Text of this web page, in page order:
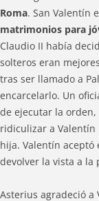
Roma. San Valentín
matrimonios para
Claudio II había
solteros eran
tras ser llamado a
encarcelarlo. Un
de ejecutar la
ridiculizar a Valentín
hija. Valentín aceptó
devolver la vista a la
Asterius agradeció